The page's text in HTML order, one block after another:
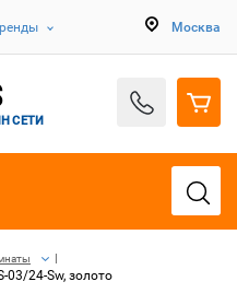
Москва
СЕТИ
03/24-Sw, золото